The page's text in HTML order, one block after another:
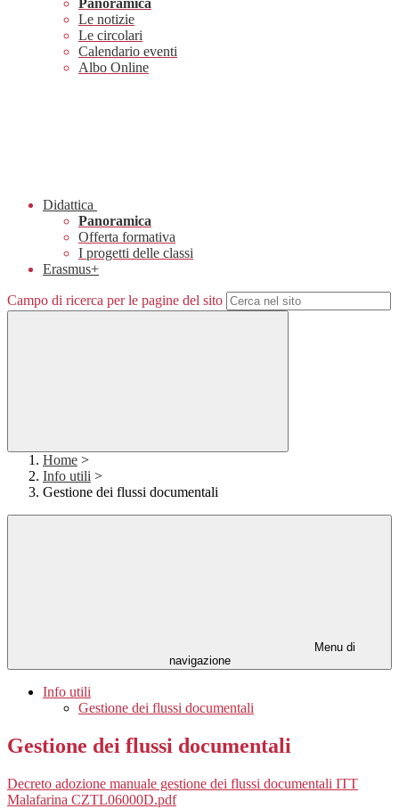
Panoramica
Le notizie
Le circolari
Calendario eventi
Albo Online
Didattica
Panoramica
Offerta formativa
I progetti delle classi
Erasmus+
Campo di ricerca per le pagine del sito
Home >
Info utili >
Gestione dei flussi documentali
Menu di
navigazione
Info utili
Gestione dei flussi documentali
Gestione dei flussi documentali
Decreto adozione manuale gestione dei flussi documentali ITT
Malafarina CZTL06000D.pdf